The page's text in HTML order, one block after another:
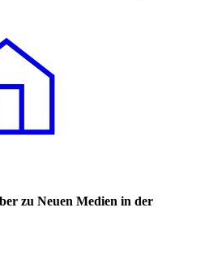
zu Neuen Medien in der